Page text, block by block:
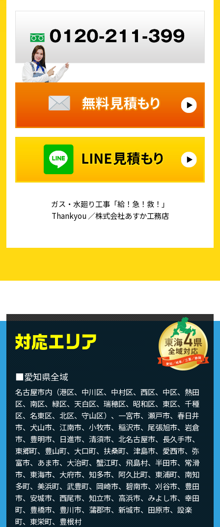
ガス・水廻り工事「給！急！救！」
Thankyou ／株式会社あすか工務店
■愛知県全域
名古屋市内（港区、中川区、中村区、西区、中区、熱田
区、南区、緑区、天白区、瑞穂区、昭和区、東区、千種
区、名東区、北区、守山区）、一宮市、瀬戸市、春日井
市、犬山市、江南市、小牧市、稲沢市、尾張旭市、岩倉
市、豊明市、日進市、清須市、北名古屋市、長久手市、
東郷町、豊山町、大口町、扶桑町、津島市、愛西市、弥
富市、あま市、大治町、蟹江町、飛島村、半田市、常滑
市、東海市、大府市、知多市、阿久比町、東浦町、南知
多町、美浜町、武豊町、岡崎市、碧南市、刈谷市、豊田
市、安城市、西尾市、知立市、高浜市、みよし市、幸田
町、豊橋市、豊川市、蒲郡市、新城市、田原市、設楽
町、東栄町、豊根村